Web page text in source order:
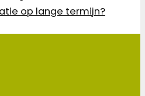
op lange termijn?